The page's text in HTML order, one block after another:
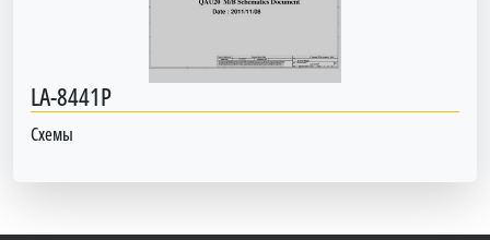
LA-8441P
Схемы